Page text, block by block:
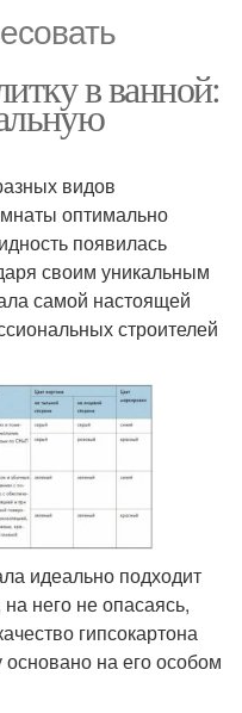
в ванной:
видов
оптимально
появилась
своим уникальным
самой настоящей
строителей
идеально подходит
него не опасаясь,
гипсокартона
на его особом